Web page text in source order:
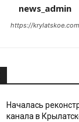
news_admin
https://krylatskoe.com
Началась
канала в